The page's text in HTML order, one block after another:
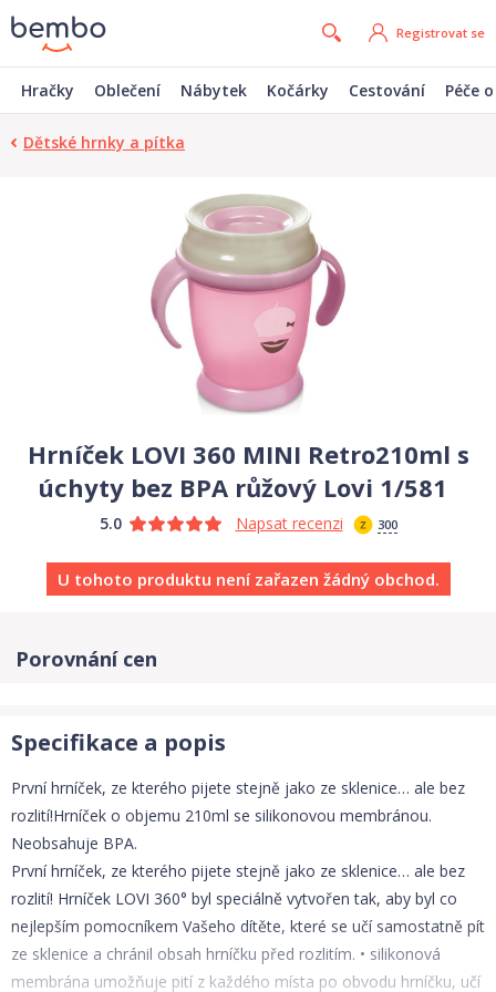
Registrovat se
Hračky Oblečení Nábytek Kočárky Cestování Péče
Dětské hrnky a pítka
Hrníček LOVI 360 MINI Retro210ml s
úchyty bez BPA růžový Lovi 1/581
5.0 Napsat recenzi 300
U tohoto produktu není zařazen žádný obchod.
Porovnání cen
Specifikace a popis
První hrníček, ze kterého pijete stejně jako ze sklenice… ale bez
rozlití!Hrníček o objemu 210ml se silikonovou membránou.
Neobsahuje BPA.
První hrníček, ze kterého pijete stejně jako ze sklenice… ale bez
rozlití! Hrníček LOVI 360° byl speciálně vytvořen tak, aby byl co
nejlepším pomocníkem Vašeho dítěte, které se učí samostatně pít
ze sklenice a chránil obsah hrníčku před rozlitím. • silikonová
membrána umožňuje pití z každého místa po obvodu hrníčku, učí